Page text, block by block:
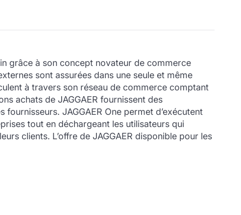
grâce à son concept novateur de commerce
sont assurées dans une seule et même
à travers son réseau de commerce comptant
achats de JAGGAER fournissent des
JAGGAER One permet d’exécutent
tout en déchargeant les utilisateurs qui
clients. L’offre de JAGGAER disponible pour les